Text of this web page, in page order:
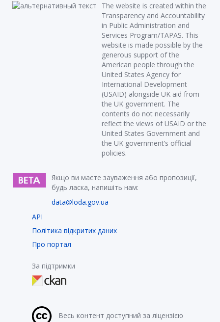
The website is created within the
Transparency and Accountability
in Public Administration and
Services Program/TAPAS. This
website is made possible by the
generous support of the
American people through the
United States Agency for
International Development
(USAID) alongside UK aid from
the UK government. The
contents do not necessarily
reflect the views of USAID or the
United States Government and
the UK government’s official
policies.
Якщо ви маєте зауваження або пропозиції,
будь ласка, напишіть нам:
data@loda.gov.ua
API
Політика відкритих даних
Про портал
За підтримки
Весь контент доступний за ліцензією